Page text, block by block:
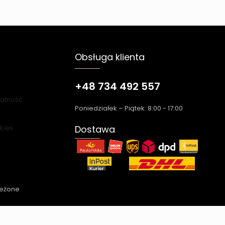
Obsługa klienta
+48 734 492 557
Poniedziałek – Piątek: 8:00 - 17:00
Dostawa